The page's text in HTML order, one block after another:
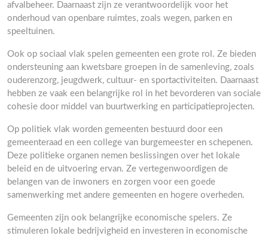
afvalbeheer. Daarnaast zijn ze verantwoordelijk voor het
onderhoud van openbare ruimtes, zoals wegen, parken en
speeltuinen.
Ook op sociaal vlak spelen gemeenten een grote rol. Ze bieden
ondersteuning aan kwetsbare groepen in de samenleving, zoals
ouderenzorg, jeugdwerk, cultuur- en sportactiviteiten. Daarnaast
hebben ze vaak een belangrijke rol in het bevorderen van sociale
cohesie door middel van buurtwerking en participatieprojecten.
Op politiek vlak worden gemeenten bestuurd door een
gemeenteraad en een college van burgemeester en schepenen.
Deze politieke organen nemen beslissingen over het lokale
beleid en de uitvoering ervan. Ze vertegenwoordigen de
belangen van de inwoners en zorgen voor een goede
samenwerking met andere gemeenten en hogere overheden.
Gemeenten zijn ook belangrijke economische spelers. Ze
stimuleren lokale bedrijvigheid en investeren in economische